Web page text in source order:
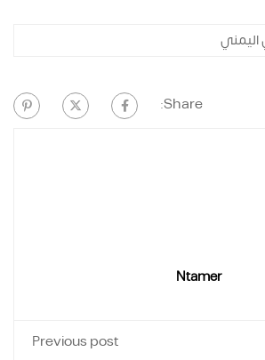
Previous post